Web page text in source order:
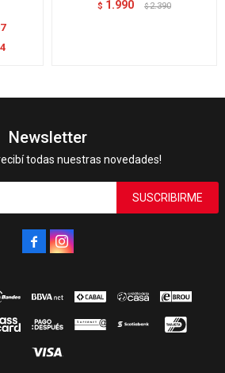
$ 1.990 $ 2.390
Newsletter
todas nuestras novedades!
SUSCRIBIRME
 